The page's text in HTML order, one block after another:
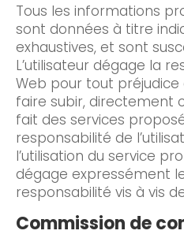
Tous les informations
sont données à titre
exhaustives, et sont
L’utilisateur dégage la
Web pour tout préjudice
faire subir, directement
fait des services
responsabilité de
l’utilisation du service
dégage expressément
responsabilité vis à vis
Commission de